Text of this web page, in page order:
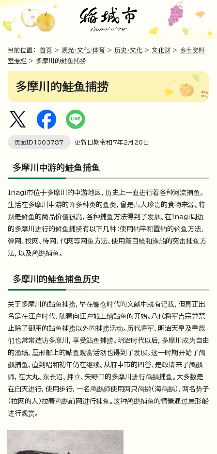
当前位置： 首页 > 观光・文化・体育 > 历史・文化 > 文化财 > 乡土资料
室专栏 > 多摩川的鲑鱼捕捞
多摩川的鲑鱼捕捞
页面ID1003787 更新日期令和7年2月 20 日
多摩川中游的鲑鱼捕鱼
Inagi市位于多摩川的中游地区，历史上一直进行着各种河流捕鱼。
生活在多摩川中游的许多种类的鱼类，曾是古人珍贵的食物来源。特
别是鲜鱼的商品价值很高，各种捕鱼方法得到了发展。在Inagi周边
的多摩川进行的鲜鱼捕捞有以下几种：使用钓竿和置钓的钓鱼方法、
弹网、投网、待网、代网等网鱼方法、使用箱目镜和渔船的突击捕鱼方
法，以及鸬鹚捕鱼。
多摩川的鲑鱼捕鱼历史
关于多摩川的鮎鱼捕捞，早在镰仓时代的文献中就有记载，但真正出
名是在江户时代，随着向江户城上纳鮎鱼的开始。八代将军吉宗曾禁
止除了御用的鮎鱼捕捞以外的捕捞活动。历代将军、明治天皇及皇族
们也常常造访多摩川，享受鮎鱼捕捞。明治时代以后，多摩川成为自由
的渔场，屋形船上的鮎鱼观赏活动也得到了发展。这一时期开始了鸬
鹚捕鱼，直到昭和初年仍在继续。从府中市的四谷、是政请来了鸬鹚
师，在大丸、东长沼、押立、矢野口的多摩川进行鸬鹚捕鱼。大多数是
在白天进行，使用步行，一名鸬鹚师使用两只鸬鹚（海鸬鹚），两名势子
（拉网的人）拉着鸬鹚前网进行捕鱼。这种鸬鹚捕鱼的情景通过屋形船
进行观赏。